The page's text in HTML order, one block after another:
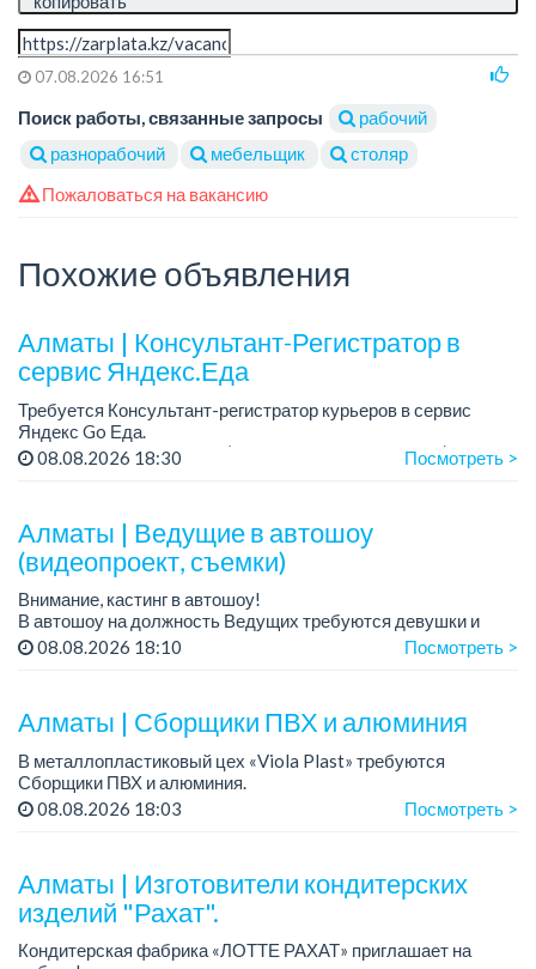
07.08.2026 16:51
Поиск работы, связанные запросы
рабочий
разнорабочий
мебельщик
столяр
Пожаловаться на вакансию
Похожие объявления
Алматы | Консультант-Регистратор в
сервис Яндекс.Еда
Требуется Консультант-регистратор курьеров в сервис
Яндекс Go Еда.
Условия: работа в офисе (Абылай хана - Макатаева).
08.08.2026 18:30 Посмотреть >
Алматы | Ведущие в автошоу
(видеопроект, съемки)
Внимание, кастинг в автошоу!
В автошоу на должность Ведущих требуются девушки и
парни. А также авто эксперты и авто перекупы.
08.08.2026 18:10 Посмотреть >
Алматы | Сборщики ПВХ и алюминия
В металлопластиковый цех «Viola Plast» требуются
Сборщики ПВХ и алюминия.
График работы: 5/2, с 08.00 до 17.00.
08.08.2026 18:03 Посмотреть >
Алматы | Изготовители кондитерских
изделий "Рахат".
Кондитерская фабрика «ЛОТТЕ РАХАТ» приглашает на